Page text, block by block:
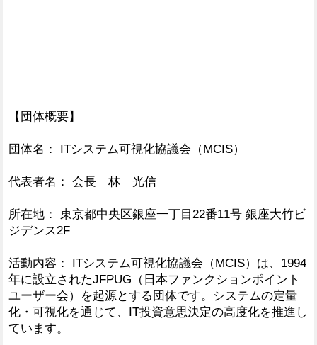
【団体概要】
団体名： ITシステム可視化協議会（MCIS）
代表者名： 会長 林 光信
所在地： 東京都中央区銀座一丁目22番11号 銀座大竹ビ
ジデンス2F
活動内容： ITシステム可視化協議会（MCIS）は、1994
年に設立されたJFPUG（日本ファンクションポイント
ユーザー会）を起源とする団体です。システムの定量
化・可視化を通じて、IT投資意思決定の高度化を推進し
ています。